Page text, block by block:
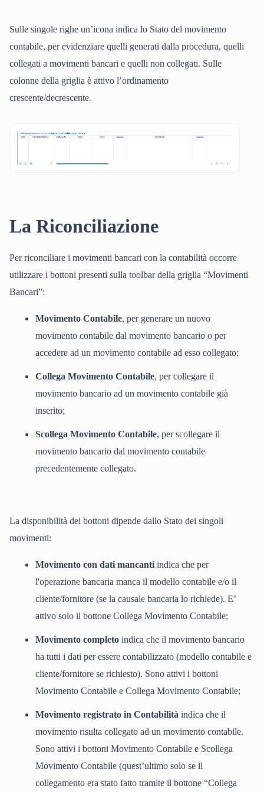
Sulle singole righe un’icona indica lo Stato del movimento
contabile, per evidenziare quelli generati dalla procedura, quelli
collegati a movimenti bancari e quelli non collegati. Sulle
colonne della griglia è attivo l’ordinamento
crescente/decrescente.
La Riconciliazione
Per riconciliare i movimenti bancari con la contabilità occorre
utilizzare i bottoni presenti sulla toolbar della griglia “Movimenti
Bancari”:
Movimento Contabile, per generare un nuovo
movimento contabile dal movimento bancario o per
accedere ad un movimento contabile ad esso collegato;
Collega Movimento Contabile, per collegare il
movimento bancario ad un movimento contabile già
inserito;
Scollega Movimento Contabile, per scollegare il
movimento bancario dal movimento contabile
precedentemente collegato.
La disponibilità dei bottoni dipende dallo Stato dei singoli
movimenti:
Movimento con dati mancanti indica che per
l'operazione bancaria manca il modello contabile e/o il
cliente/fornitore (se la causale bancaria lo richiede). E’
attivo solo il bottone Collega Movimento Contabile;
Movimento completo indica che il movimento bancario
ha tutti i dati per essere contabilizzato (modello contabile e
cliente/fornitore se richiesto). Sono attivi i bottoni
Movimento Contabile e Collega Movimento Contabile;
Movimento registrato in Contabilità indica che il
movimento risulta collegato ad un movimento contabile.
Sono attivi i bottoni Movimento Contabile e Scollega
Movimento Contabile (quest’ultimo solo se il
collegamento era stato fatto tramite il bottone “Collega